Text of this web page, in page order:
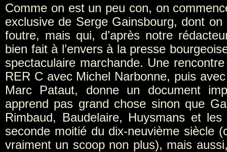
Comme on est un peu con, on
exclusive de Serge Gainsbourg, dont
foutre, mais qui, d’après notre
bien fait à l’envers à la presse
spectaculaire marchande. Une
RER C avec Michel Narbonne, puis
Marc Pataut, donne un document
apprend pas grand chose sinon que
Rimbaud, Baudelaire, Huysmans et
seconde moitié du dix-neuvième siècle
vraiment un scoop non plus), mais aussi,